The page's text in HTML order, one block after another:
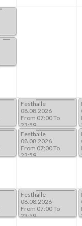
Festhalle
08.08.2026
From 07:00 To
23:59
Festhalle
08.08.2026
From 07:00 To
23:59
Festhalle
08.08.2026
From 07:00 To
23:59